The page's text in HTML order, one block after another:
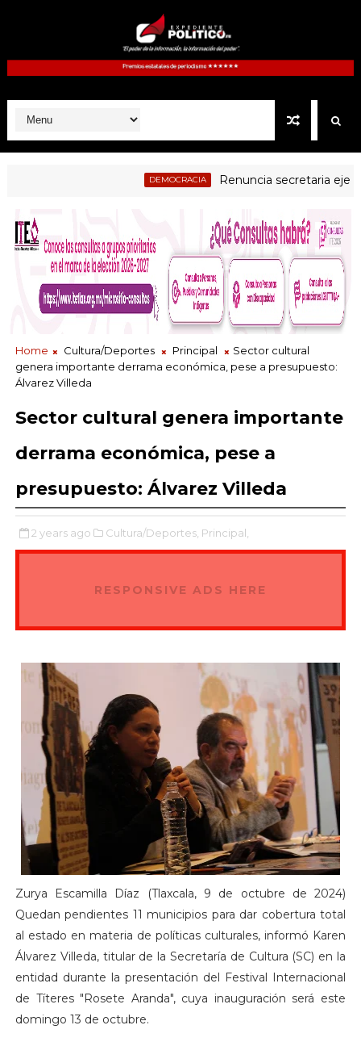
DEMOCRACIA Renuncia secretaria ejecutiva
Home Cultura/Deportes Principal
Sector cultural
genera importante derrama económica, pese a presupuesto:
Álvarez Villeda
Sector cultural genera importante
derrama económica, pese a
presupuesto: Álvarez Villeda
2 years ago Cultura/Deportes, Principal,
RESPONSIVE ADS HERE
Zurya Escamilla Díaz (Tlaxcala, 9 de octubre de 2024)
Quedan pendientes 11 municipios para dar cobertura total
al estado en materia de políticas culturales, informó Karen
Álvarez Villeda, titular de la Secretaría de Cultura (SC) en la
entidad durante la presentación del Festival Internacional
de Títeres "Rosete Aranda", cuya inauguración será este
domingo 13 de octubre.